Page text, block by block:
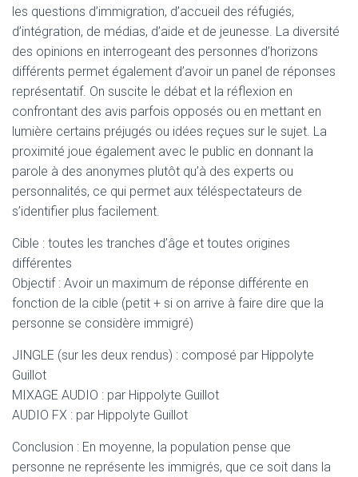
les questions d’immigration, d’accueil des réfugiés,
d’intégration, de médias, d’aide et de jeunesse. La diversité
des opinions en interrogeant des personnes d’horizons
différents permet également d’avoir un panel de réponses
représentatif. On suscite le débat et la réflexion en
confrontant des avis parfois opposés ou en mettant en
lumière certains préjugés ou idées reçues sur le sujet. La
proximité joue également avec le public en donnant la
parole à des anonymes plutôt qu’à des experts ou
personnalités, ce qui permet aux téléspectateurs de
s’identifier plus facilement.
Cible : toutes les tranches d’âge et toutes origines
différentes
Objectif : Avoir un maximum de réponse différente en
fonction de la cible (petit + si on arrive à faire dire que la
personne se considère immigré)
JINGLE (sur les deux rendus) : composé par Hippolyte
Guillot
MIXAGE AUDIO : par Hippolyte Guillot
AUDIO FX : par Hippolyte Guillot
Conclusion : En moyenne, la population pense que
personne ne représente les immigrés, que ce soit dans la